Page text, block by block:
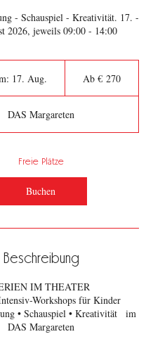
- Schauspiel - Kreativität. 17. -
2026, jeweils 09:00 - 14:00
17. Aug.
i
n
t
:
7
A
u
.
Ab € 270
DAS Margareten
Freie Plätze
Buchen
Beschreibung
IM THEATER
Workshops für Kinder
• Schauspiel • Kreativität im
DAS Margareten